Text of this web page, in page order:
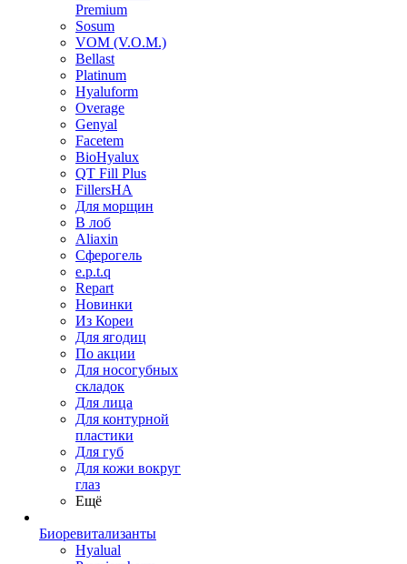
Premium
Sosum
VOM (V.O.M.)
Bellast
Platinum
Hyaluform
Overage
Genyal
Facetem
BioHyalux
QT Fill Plus
FillersHA
Для морщин
В лоб
Aliaxin
Сферогель
e.p.t.q
Repart
Новинки
Из Кореи
Для ягодиц
По акции
Для носогубных
складок
Для лица
Для контурной
пластики
Для губ
Для кожи вокруг
глаз
Ещё
Биоревитализанты
Hyalual